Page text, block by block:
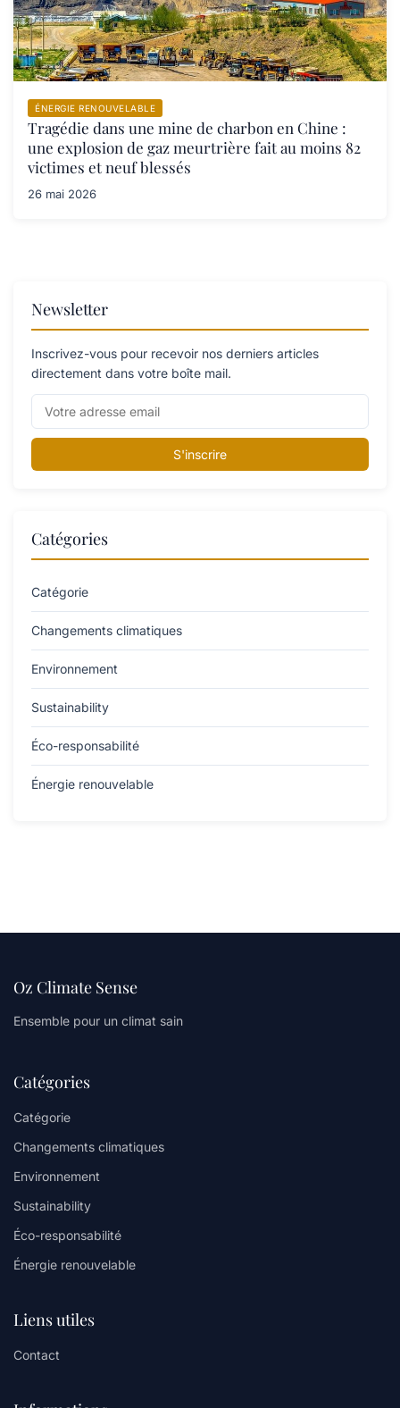
ÉNERGIE RENOUVELABLE
Tragédie dans une mine de charbon en Chine :
une explosion de gaz meurtrière fait au moins 82
victimes et neuf blessés
26 mai 2026
Newsletter
Inscrivez-vous pour recevoir nos derniers articles
directement dans votre boîte mail.
S'inscrire
Catégories
Catégorie
Changements climatiques
Environnement
Sustainability
Éco-responsabilité
Énergie renouvelable
Oz Climate Sense
Ensemble pour un climat sain
Catégories
Catégorie
Changements climatiques
Environnement
Sustainability
Éco-responsabilité
Énergie renouvelable
Liens utiles
Contact